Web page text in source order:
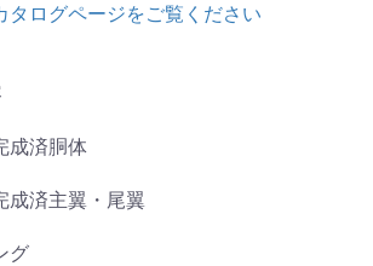
タログページをご覧ください
成済胴体
成済主翼・尾翼
グ